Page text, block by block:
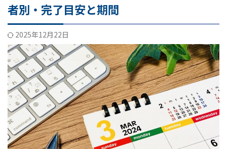
者別・完了目安と期間
2025年12月22日